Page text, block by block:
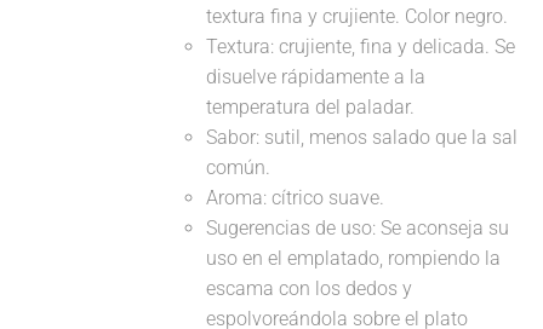
textura fina y crujiente. Color negro.
Textura: crujiente, fina y delicada. Se
disuelve rápidamente a la
temperatura del paladar.
Sabor: sutil, menos salado que la sal
común.
Aroma: cítrico suave.
Sugerencias de uso: Se aconseja su
uso en el emplatado, rompiendo la
escama con los dedos y
espolvoreándola sobre el plato